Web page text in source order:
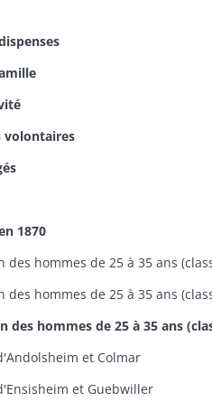
volontaires
1870
1855 à 1864) célibataires et veufs sans enfants, en exécution d'une loi du 10 août 1870: recensement de ceux n'ayant
et Colmar
et Guebwiller